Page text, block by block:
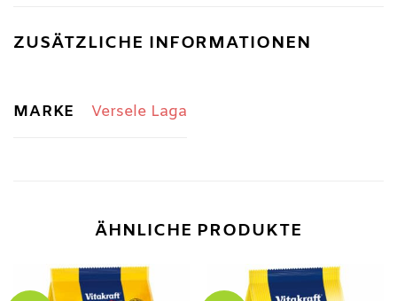
ZUSÄTZLICHE INFORMATIONEN
MARKE Versele Laga
ÄHNLICHE PRODUKTE